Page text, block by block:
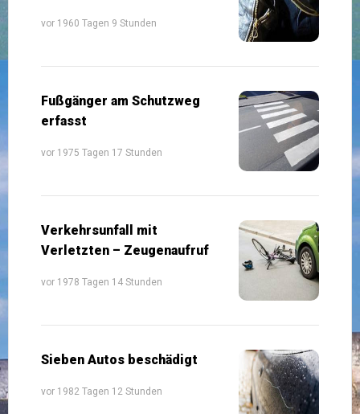
vor 1960 Tagen 9 Stunden
Fußgänger am Schutzweg
erfasst
vor 1975 Tagen 17 Stunden
Verkehrsunfall mit
Verletzten – Zeugenaufruf
vor 1978 Tagen 14 Stunden
Sieben Autos beschädigt
vor 1982 Tagen 12 Stunden